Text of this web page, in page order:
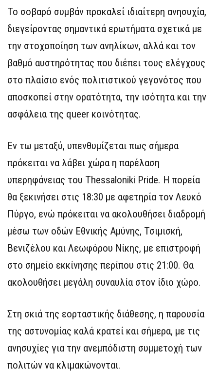
Το σοβαρό συμβάν προκαλεί ιδιαίτερη ανησυχία,
διεγείροντας σημαντικά ερωτήματα σχετικά με
την στοχοποίηση των ανηλίκων, αλλά και τον
βαθμό αυστηρότητας που διέπει τους ελέγχους
στο πλαίσιο ενός πολιτιστικού γεγονότος που
αποσκοπεί στην ορατότητα, την ισότητα και την
ασφάλεια της queer κοινότητας.
Εν τω μεταξύ, υπενθυμίζεται πως σήμερα
πρόκειται να λάβει χώρα η παρέλαση
υπερηφάνειας του Thessaloniki Pride. Η πορεία
θα ξεκινήσει στις 18:30 με αφετηρία τον Λευκό
Πύργο, ενώ πρόκειται να ακολουθήσει διαδρομή
μέσω των οδών Εθνικής Αμύνης, Τσιμισκή,
Βενιζέλου και Λεωφόρου Νίκης, με επιστροφή
στο σημείο εκκίνησης περίπου στις 21:00. Θα
ακολουθήσει μεγάλη συναυλία στον ίδιο χώρο.
Στη σκιά της εορταστικής διάθεσης, η παρουσία
της αστυνομίας καλά κρατεί και σήμερα, με τις
ανησυχίες για την ανεμπόδιστη συμμετοχή των
πολιτών να κλιμακώνονται.